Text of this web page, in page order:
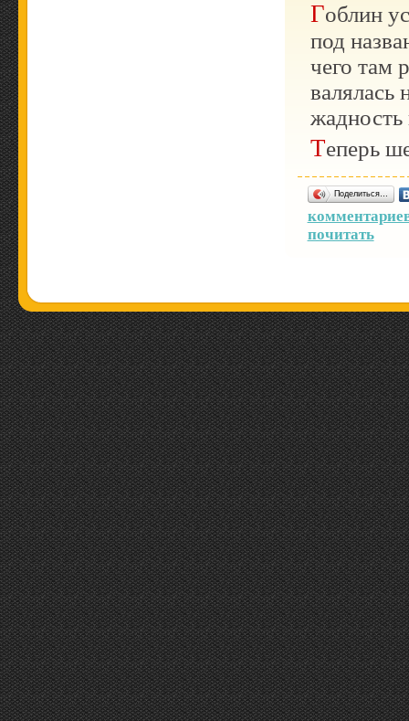
Гоблин
под
чего там
валялась
жадность
Теперь
Поделиться…
почитать